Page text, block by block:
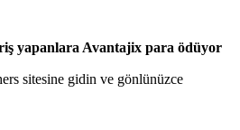
yapanlara Avantajix para ödüyor
sitesine gidin ve gönlünüzce